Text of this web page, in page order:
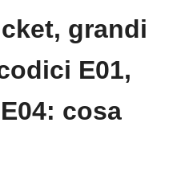
grandi
E01,
cosa